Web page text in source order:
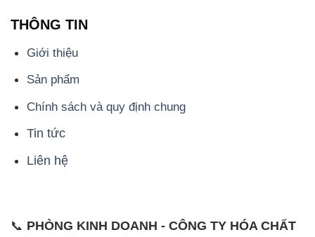
THÔNG TIN
Giới thiệu
Sản phẩm
Chính sách và quy định chung
Tin tức
Liên hệ
📞 PHÒNG KINH DOANH - CÔNG TY HÓA CHẤT